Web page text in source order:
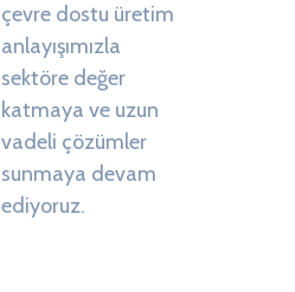
çevre dostu üretim
anlayışımızla
sektöre değer
katmaya ve uzun
vadeli çözümler
sunmaya devam
ediyoruz.